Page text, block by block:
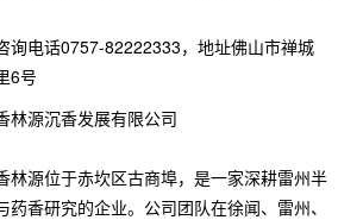
询电话0757-82222333，地址佛山市禅城
6号
林源沉香发展有限公司
林源位于赤坎区古商埠，是一家深耕雷州半
药香研究的企业。公司团队在徐闻、雷州、